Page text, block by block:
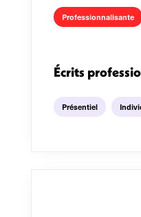
Professionnalisante
Écrits
Présentiel